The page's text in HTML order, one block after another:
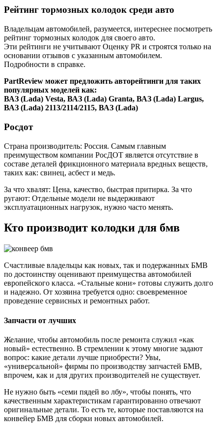
Рейтинг тормозных колодок среди авто
Владельцам автомобилей, разумеется, интереснее посмотреть
рейтинг тормозных колодок для своего авто.
Эти рейтинги не учитывают Оценку PR и строятся только на
основании отзывов с указанным автомобилем.
Подробности в справке.
PartReview может предложить авторейтинги для таких
популярных моделей как:
ВАЗ (Lada) Vesta, ВАЗ (Lada) Granta, ВАЗ (Lada) Largus,
ВАЗ (Lada) 2113/2114/2115, ВАЗ (Lada)
Росдот
Страна производитель: Россия. Самым главным
преимуществом компании РосДОТ является отсутствие в
составе деталей фрикционного материала вредных веществ,
таких как: свинец, асбест и медь.
За что хвалят: Цена, качество, быстрая притирка. За что
ругают: Отдельные модели не выдерживают
эксплуатационных нагрузок, нужно часто менять.
Кто производит колодки для бмв
Счастливые владельцы как новых, так и подержанных БМВ
по достоинству оценивают преимущества автомобилей
европейского класса. «Стальные кони» готовы служить долго
и надежно. От хозяина требуется одно: своевременное
проведение сервисных и ремонтных работ.
Запчасти от лучших
Желание, чтобы автомобиль после ремонта служил «как
новый» естественно. В стремлении к этому многие задают
вопрос: какие детали лучше приобрести? Увы,
«универсальной» фирмы по производству запчастей БМВ,
впрочем, как и для других производителей не существует.
Не нужно быть «семи пядей во лбу», чтобы понять, что
качественным характеристикам гарантированно отвечают
оригинальные детали. То есть те, которые поставляются на
конвейер БМВ для сборки новых автомобилей.